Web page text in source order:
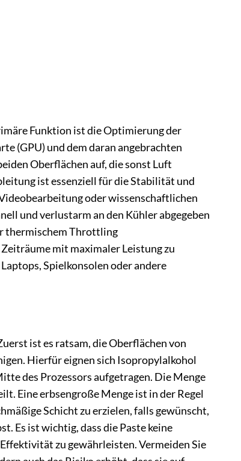
Funktion ist die Optimierung der
(GPU) und dem daran angebrachten
Oberflächen auf, die sonst Luft
ist essenziell für die Stabilität und
oder wissenschaftlichen
und verlustarm an den Kühler abgegeben
thermischem Throttling
mit maximaler Leistung zu
Spielkonsolen oder andere
ist es ratsam, die Oberflächen von
Hierfür eignen sich Isopropylalkohol
des Prozessors aufgetragen. Die Menge
Eine erbsengroße Menge ist in der Regel
Schicht zu erzielen, falls gewünscht,
Es ist wichtig, dass die Paste keine
zu gewährleisten. Vermeiden Sie